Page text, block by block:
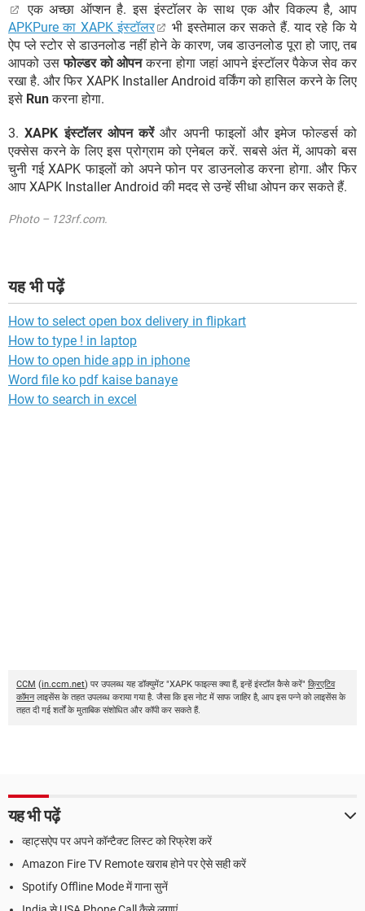
एक अच्छा ऑप्शन है. इस इंस्टॉलर के साथ एक और विकल्प है, आप
APKPure का XAPK इंस्टॉलर
भी इस्तेमाल कर सकते हैं. याद रहे कि ये
ऐप प्ले स्टोर से डाउनलोड नहीं होने के कारण, जब डाउनलोड पूरा हो जाए, तब
आपको उसफोल्डर को ओपनकरना होगा जहां आपने इंस्टॉलर पैकेज सेव कर
रखा है. और फिर XAPK Installer Android वर्किंग को हासिल करने के लिए
इसे Runकरना होगा.
3.XAPK इंस्टॉलर ओपन करेंऔर अपनी फाइलों और इमेज फोल्डर्स को
एक्सेस करने के लिए इस प्रोग्राम को एनेबल करें. सबसे अंत में, आपको बस
चुनी गई XAPK फाइलों को अपने फोन पर डाउनलोड करना होगा. और फिर
आप XAPK Installer Android की मदद से उन्हें सीधा ओपन कर सकते हैं.
Photo – 123rf.com.
यह भी पढ़ें
How to select open box delivery in flipkart
How to type ! in laptop
How to open hide app in iphone
Word file ko pdf kaise banaye
How to search in excel
CCM (in.ccm.net) पर उपलब्ध यह डॉक्युमेंट "XAPK फाइल्स क्या हैं, इन्हें इंस्टॉल कैसे करें" क्रिएटिव
कॉमनलाइसेंस के तहत उपलब्ध कराया गया है. जैसा कि इस नोट में साफ जाहिर है, आप इस पन्ने को लाइसेंस के
तहत दी गई शर्तों के मुताबिक संशोधित और कॉपी कर सकते हैं.
यह भी पढ़ें
व्हाट्सऐप पर अपने कॉन्टैक्ट लिस्ट को रिफ्रेश करें
Amazon Fire TV Remote खराब होने पर ऐसे सही करें
Spotify Offline Mode में गाना सुनें